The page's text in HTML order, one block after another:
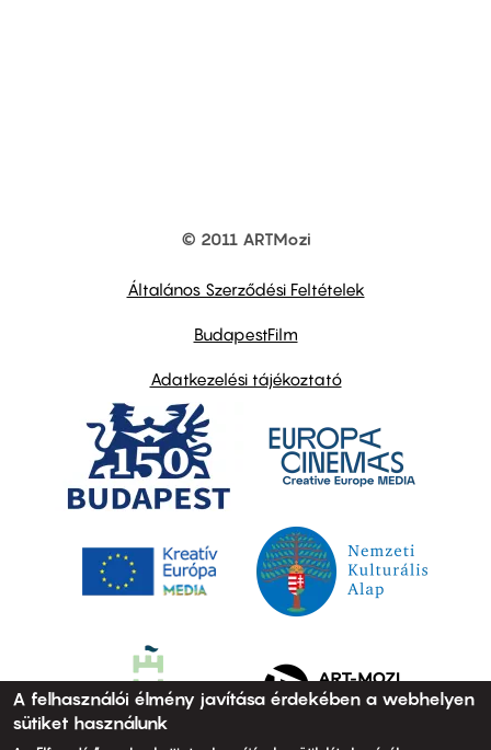
© 2011 ARTMozi
Általános Szerződési Feltételek
BudapestFilm
Adatkezelési tájékoztató
A felhasználói élmény javítása érdekében a webhelyen
sütiket használunk